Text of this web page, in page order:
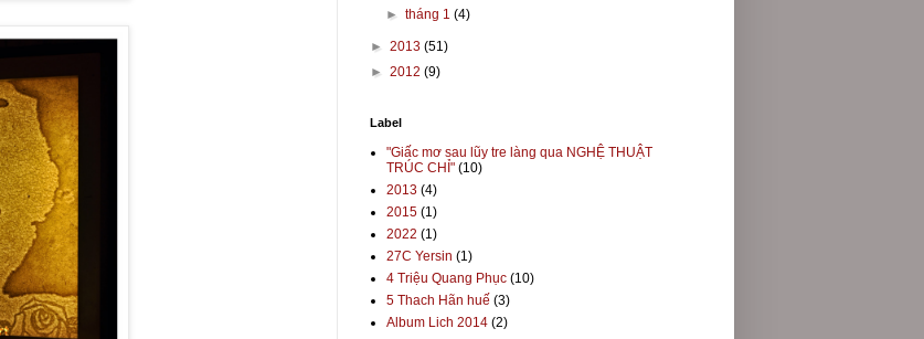
►tháng 1(4)
► 2013 (51)
► 2012 (9)
Label
"Giấc mơ sau lũy tre làng qua NGHỆ THUẬT
TRÚC CHỈ" (10)
2013 (4)
2015 (1)
2022 (1)
27C Yersin (1)
4 Triệu Quang Phục (10)
5 Thach Hãn huế (3)
Album Lich 2014 (2)